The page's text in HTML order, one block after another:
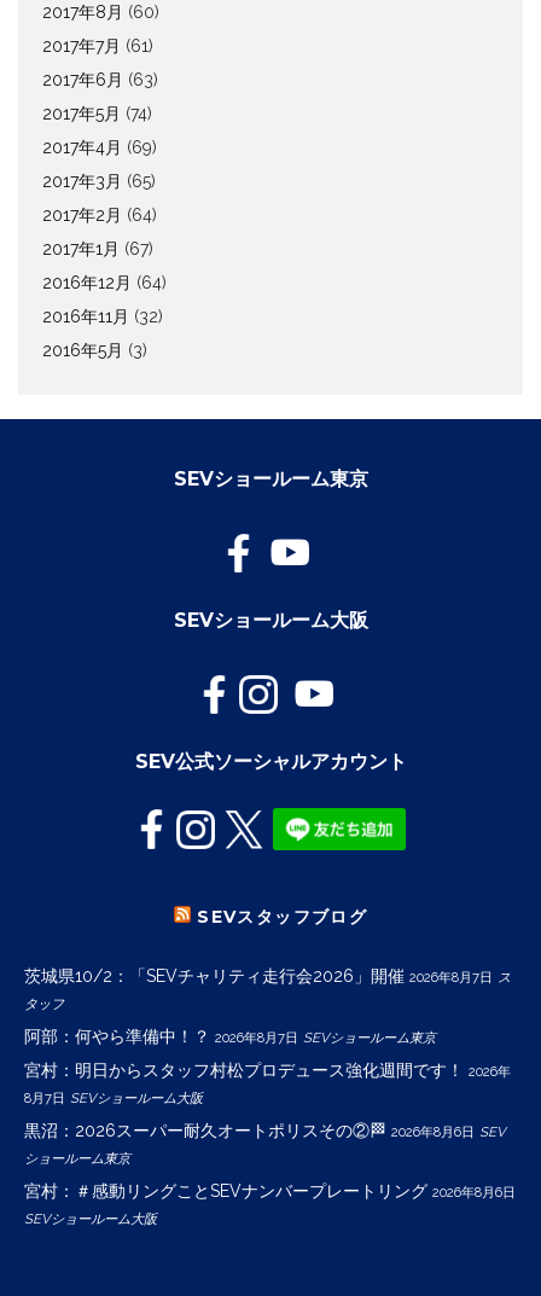
2017年8月 (60)
2017年7月 (61)
2017年6月 (63)
2017年5月 (74)
2017年4月 (69)
2017年3月 (65)
2017年2月 (64)
2017年1月 (67)
2016年12月 (64)
2016年11月 (32)
2016年5月 (3)
SEVショールーム東京
SEVショールーム大阪
SEV公式ソーシャルアカウント
SEVスタッフブログ
茨城県10/2：「SEVチャリティ走行会2026」開催 2026年8月7日
ス
タッフ
阿部：何やら準備中！？ 2026年8月7日 SEVショールーム東京
宮村：明日からスタッフ村松プロデュース強化週間です！
2026年
8月7日 SEVショールーム大阪
黒沼：2026スーパー耐久オートポリスその②🏁 2026年8月6日 SEV
ショールーム東京
宮村：＃感動リングことSEVナンバープレートリング 2026年8月6日
SEVショールーム大阪